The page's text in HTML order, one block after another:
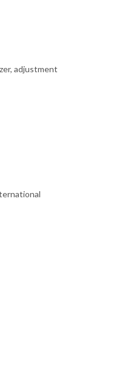
adjustment